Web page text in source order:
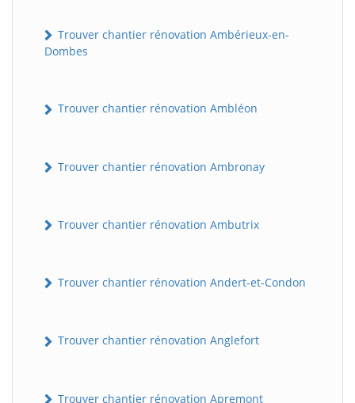
Trouver chantier rénovation Ambérieux-en-
Dombes
Trouver chantier rénovation Ambléon
Trouver chantier rénovation Ambronay
Trouver chantier rénovation Ambutrix
Trouver chantier rénovation Andert-et-Condon
Trouver chantier rénovation Anglefort
Trouver chantier rénovation Apremont